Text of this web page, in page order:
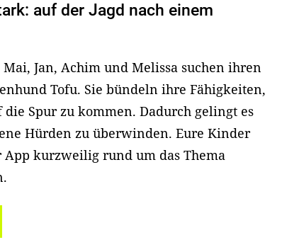
auf der Jagd nach einem
Jan, Achim und Melissa suchen ihren
Tofu. Sie bündeln ihre Fähigkeiten,
Spur zu kommen. Dadurch gelingt es
Hürden zu überwinden. Eure Kinder
kurzweilig rund um das Thema